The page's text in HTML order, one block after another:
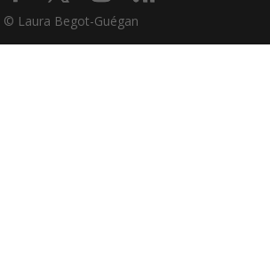
© Laura Begot-Guégan